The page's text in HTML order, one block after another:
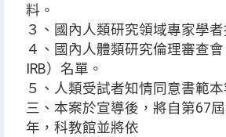
料。
３、國內人類研究領域專家學者
４、國內人體類研究倫理審查
IRB）名單。
５、人類受試者知情同意書範本
三、本案於宣導後，將自第67
年，科教館並將依